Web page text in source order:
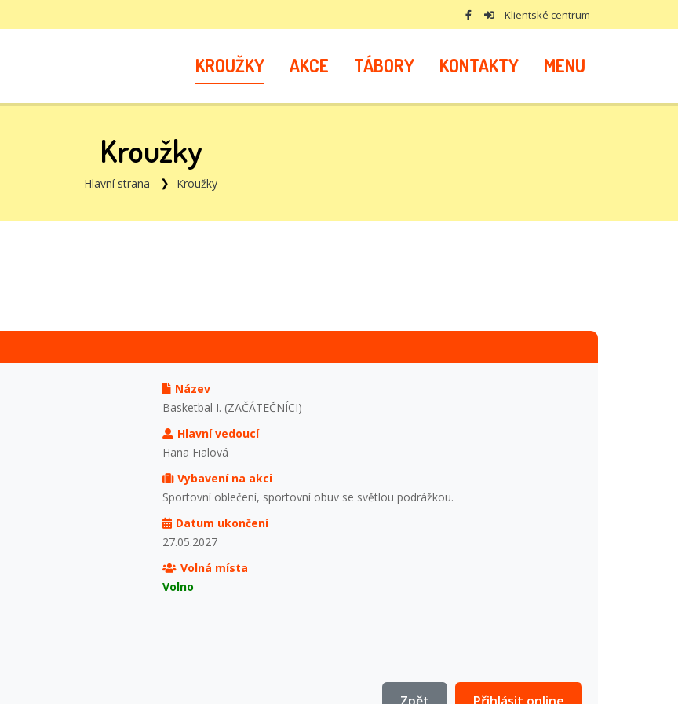
Klientské centrum
KROUŽKY AKCE TÁBORY KONTAKTY MENU
Kroužky
Hlavní strana Kroužky
Název
Basketbal I. (ZAČÁTEČNÍCI)
Hlavní vedoucí
Hana Fialová
Vybavení na akci
Sportovní oblečení, sportovní obuv se světlou podrážkou.
Datum ukončení
27.05.2027
Volná místa
Volno
Přihlásit online
Zpět